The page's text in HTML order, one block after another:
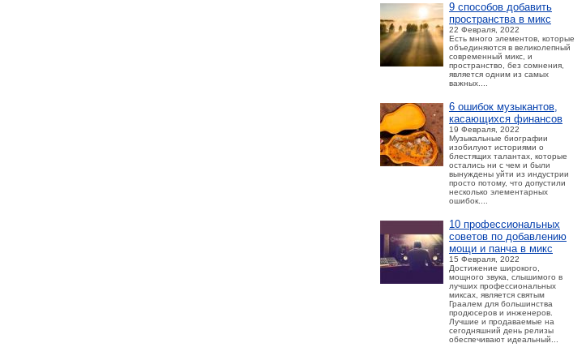
9 способов добавить
пространства в микс
22 Февраля, 2022
Есть много элементов, которые
объединяются в великолепный
современный микс, и
пространство, без сомнения,
является одним из самых
важных....
6 ошибок музыкантов,
касающихся финансов
19 Февраля, 2022
Музыкальные биографии
изобилуют историями о
блестящих талантах, которые
остались ни с чем и были
вынуждены уйти из индустрии
просто потому, что допустили
несколько элементарных
ошибок....
10 профессиональных
советов по добавлению
мощи и панча в микс
15 Февраля, 2022
Достижение широкого,
мощного звука, слышимого в
лучших профессиональных
миксах, является святым
Граалем для большинства
продюсеров и инженеров.
Лучшие и продаваемые на
сегодняшний день релизы
обеспечивают идеальный...